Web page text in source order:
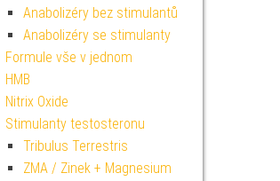
Anabolizéry bez stimulantů
Anabolizéry se stimulanty
Formule vše v jednom
HMB
Nitrix Oxide
Stimulanty testosteronu
Tribulus Terrestris
ZMA / Zinek + Magnesium